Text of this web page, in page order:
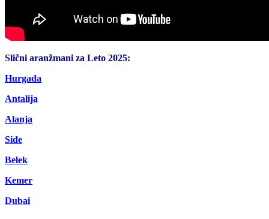
Slični aranžmani za Leto 2025:
Hurgada
Antalija
Alanja
Side
Belek
Kemer
Dubai